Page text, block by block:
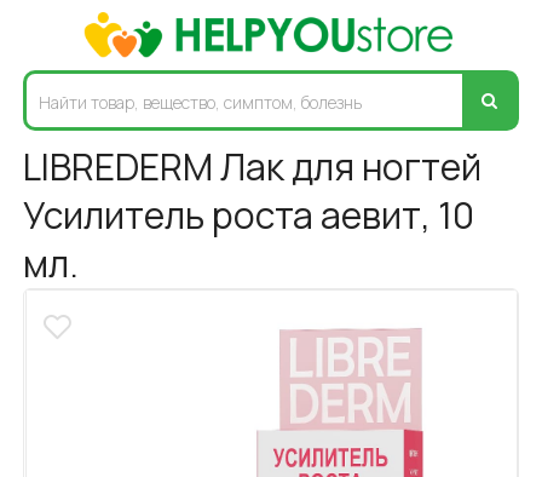
LIBREDERM Лак для ногтей
Усилитель роста аевит, 10
мл.